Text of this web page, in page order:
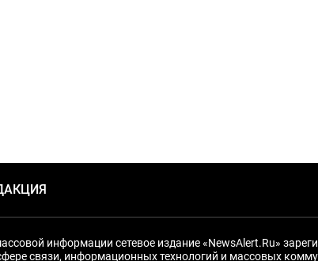
информации сетевое издание «NewsAlert.Ru»
связи, информационных технологий и массовых